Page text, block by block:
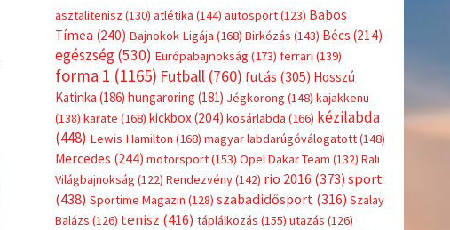
asztalitenisz (130) atlétika (144) autosport(123) Babos
Tímea (240) Bajnokok Ligája (168) Birkózás (143) Bécs (214)
egészség(530) Európabajnokság (173) ferrari (139)
forma 1 (1165) Futball(760) futás (305) Hosszú
Katinka (186) hungaroring (181) Jégkorong (148) kajakkenu
(138) karate (168) kickbox(204) kosárlabda (166) kézilabda
(448) Lewis Hamilton (168) magyar labdarúgóválogatott(148)
Mercedes (244) motorsport(153) Opel Dakar Team (132) Rali
Világbajnokság (122) Rendezvény(142) rio 2016 (373) sport
(438) Sportime Magazin (128) szabadidősport (316) Szalay
Balázs (126) tenisz (416) táplálkozás (155) utazás (126)